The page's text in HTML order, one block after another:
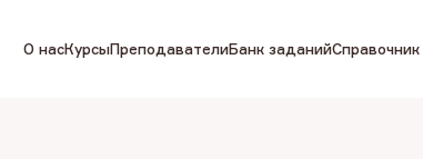
О насКурсыПреподавателиБанк заданийСправочник